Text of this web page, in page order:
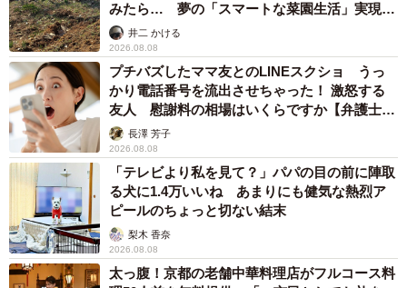
みたら… 夢の「スマートな菜園生活」実現な
るか井二 かける
2026.08.08
プチバズしたママ友とのLINEスクショ うっ
かり電話番号を流出させちゃった！ 激怒する
友人 慰謝料の相場はいくらですか【弁護士が
解説】長澤 芳子
2026.08.08
「テレビより私を見て？」パパの目の前に陣取
る犬に1.4万いいね あまりにも健気な熱烈ア
ピールのちょっと切ない結末
梨木 香奈
2026.08.08
太っ腹！京都の老舗中華料理店がフルコース料